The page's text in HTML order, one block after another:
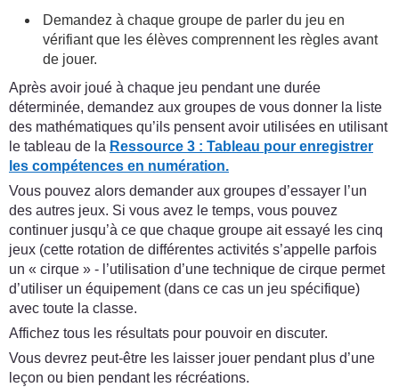
Demandez à chaque groupe de parler du jeu en
vérifiant que les élèves comprennent les règles avant
de jouer.
Après avoir joué à chaque jeu pendant une durée
déterminée, demandez aux groupes de vous donner la liste
des mathématiques qu’ils pensent avoir utilisées en utilisant
le tableau de la Ressource 3 : Tableau pour enregistrer
les compétences en numération.
Vous pouvez alors demander aux groupes d’essayer l’un
des autres jeux. Si vous avez le temps, vous pouvez
continuer jusqu’à ce que chaque groupe ait essayé les cinq
jeux (cette rotation de différentes activités s’appelle parfois
un « cirque » - l’utilisation d’une technique de cirque permet
d’utiliser un équipement (dans ce cas un jeu spécifique)
avec toute la classe.
Affichez tous les résultats pour pouvoir en discuter.
Vous devrez peut-être les laisser jouer pendant plus d’une
leçon ou bien pendant les récréations.